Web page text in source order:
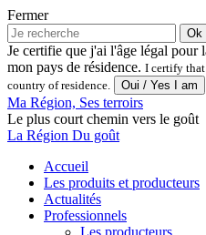
Fermer
Ok
Je certifie que j'ai l'âge légal pour
mon pays de résidence. I certify
country of residence.
Ma Région, Ses terroirs
Le plus court chemin vers le goût
La Région Du goût
Accueil
Les produits et producteurs
Actualités
Professionnels
Les producteurs